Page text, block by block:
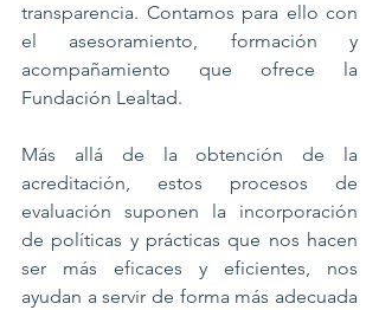
transparencia. Contamos para ello con
el asesoramiento, formación y
acompañamiento que ofrece la
Fundación Lealtad.
Más allá de la obtención de la
acreditación, estos procesos de
evaluación suponen la incorporación
de políticas y prácticas que nos hacen
ser más eficaces y eficientes, nos
ayudan a servir de forma más adecuada